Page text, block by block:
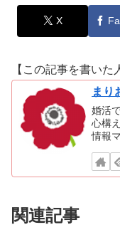
X
【この記事を書いた
まり
婚活
心構
情報
関連記事